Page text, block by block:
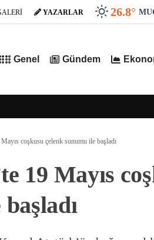
YAZARLAR 26.8°
Genel Gündem
coşkusu çelenk sunumu ile başladı
19 Mayıs